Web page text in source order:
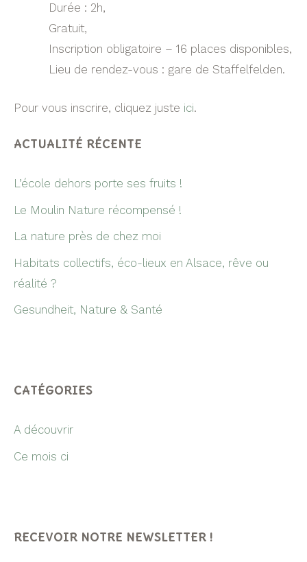
Durée : 2h,
Gratuit,
Inscription obligatoire – 16 places disponibles,
Lieu de rendez-vous : gare de Staffelfelden.
Pour vous inscrire, cliquez juste ici.
ACTUALITÉ RÉCENTE
L’école dehors porte ses fruits !
Le Moulin Nature récompensé !
La nature près de chez moi
Habitats collectifs, éco-lieux en Alsace, rêve ou
réalité ?
Gesundheit, Nature & Santé
CATÉGORIES
A découvrir
Ce mois ci
RECEVOIR NOTRE NEWSLETTER !